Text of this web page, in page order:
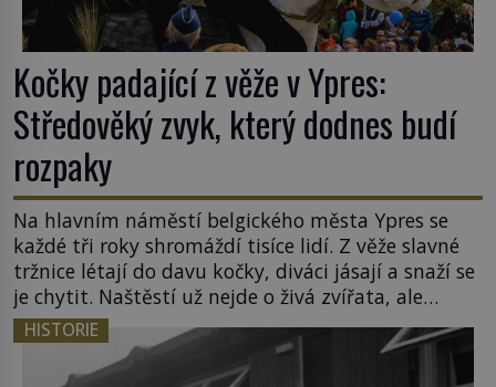
Kočky padající z věže v Ypres:
Středověký zvyk, který dodnes budí
rozpaky
Na hlavním náměstí belgického města Ypres se
každé tři roky shromáždí tisíce lidí. Z věže slavné
tržnice létají do davu kočky, diváci jásají a snaží se
je chytit. Naštěstí už nejde o živá zvířata, ale
jenom o plyšové suvenýry. Kdysi to ale bylo jinak.
Tato veselá podívaná připomíná jeden z
nejpodivnějších a zároveň nejkrutějších zvyků […]
HISTORIE